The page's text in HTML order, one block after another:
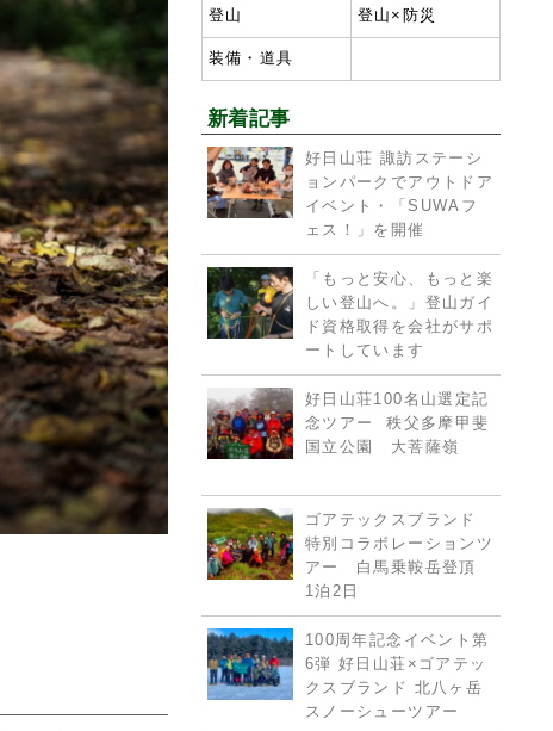
登山 登山×防災
装備・道具
新着記事
好日山荘 諏訪ステーシ
ョンパークでアウトドア
イベント・「SUWAフ
ェス！」を開催
「もっと安心、もっと楽
しい登山へ。」登山ガイ
ド資格取得を会社がサポ
ートしています
好日山荘100名山選定記
念ツアー 秩父多摩甲斐
国立公園 大菩薩嶺
ゴアテックスブランド
特別コラボレーションツ
アー 白馬乗鞍岳登頂
1泊2日
100周年記念イベント第
6弾 好日山荘×ゴアテッ
クスブランド 北八ヶ岳
スノーシューツアー